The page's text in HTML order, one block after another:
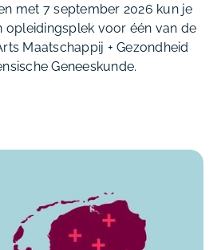
met 7 september 2026 kun je
opleidingsplek voor één van de
Maatschappij + Gezondheid
Geneeskunde.